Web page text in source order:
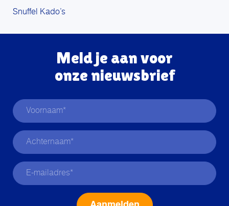
Snuffel Kado’s
Meld je aan voor
onze nieuwsbrief